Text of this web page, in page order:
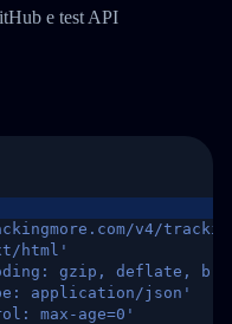
e test API
v4/trackings/
html'
gzip, deflate,
application/json'
max-age=0'